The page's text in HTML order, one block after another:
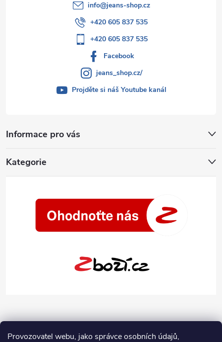
Provozovatel webu, jako správce osobních údajů,
Informace pro vás
Kategorie
info@jeans-shop.cz
+420 605 837 535
+420 605 837 535
Facebook
jeans_shop.cz/
Projděte si náš Youtube kanál